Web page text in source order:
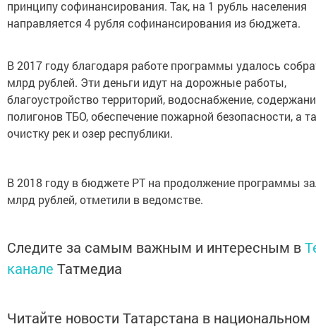
принципу софинансирования. Так, на 1 рубль населения
направляется 4 рубля софинансирования из бюджета.
В 2017 году благодаря работе программы удалось
млрд рублей. Эти деньги идут на дорожные работы,
благоустройство территорий, водоснабжение,
полигонов ТБО, обеспечение пожарной безопасности, а
очистку рек и озер республики.
В 2018 году в бюджете РТ на продолжение программы
млрд рублей, отметили в ведомстве.
Следите за самым важным и интересным в
канале Татмедиа
Читайте новости Татарстана в национальном